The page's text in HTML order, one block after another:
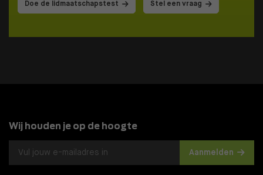
Doe de lidmaatschapstest Stel een vraag
Wij houden je op de hoogte
Aanmelden